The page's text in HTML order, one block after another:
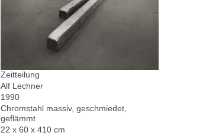
Zeitteilung
Alf Lechner
1990
Chromstahl massiv, geschmiedet,
geflämmt
22 x 60 x 410 cm